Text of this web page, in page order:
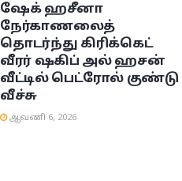
ஷேக் ஹசீனா
நேர்காணலைத்
தொடர்ந்து கிரிக்கெட்
வீரர் ஷகிப் அல் ஹசன்
வீட்டில் பெட்ரோல் குண்டு
வீச்சு
ஆவணி 6, 2026